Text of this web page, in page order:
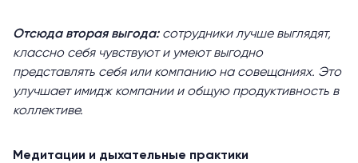
Отсюда вторая выгода: сотрудники лучше выглядят,
классно себя чувствуют и умеют выгодно
представлять себя или компанию на совещаниях. Это
улучшает имидж компании и общую продуктивность в
коллективе.
Медитации и дыхательные практики